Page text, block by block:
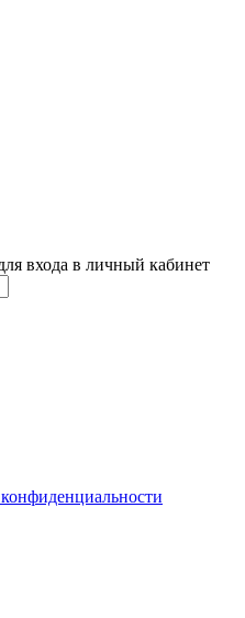
входа в личный кабинет